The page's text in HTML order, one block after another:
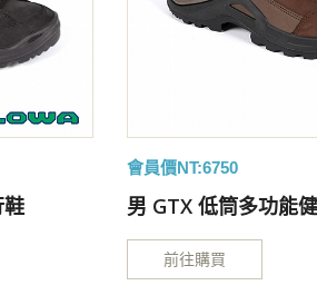
會員價NT:6750
男 GTX 低筒多功能
前往購買